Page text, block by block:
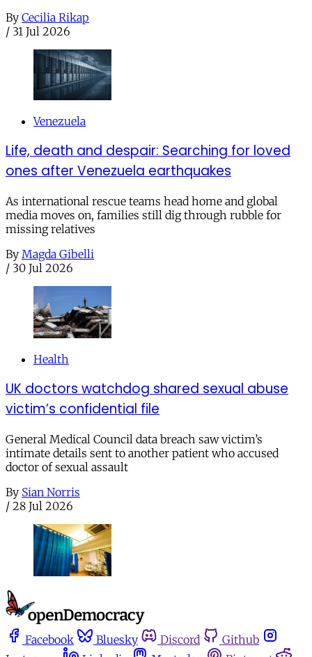
By Cecilia Rikap
/ 31 Jul 2026
Venezuela
Life, death and despair: Searching for loved
ones after Venezuela earthquakes
As international rescue teams head home and global
media moves on, families still dig through rubble for
missing relatives
By Magda Gibelli
/ 30 Jul 2026
Health
UK doctors watchdog shared sexual abuse
victim’s confidential file
General Medical Council data breach saw victim’s
intimate details sent to another patient who accused
doctor of sexual assault
By Sian Norris
/ 28 Jul 2026
Facebook Bluesky Discord
Github